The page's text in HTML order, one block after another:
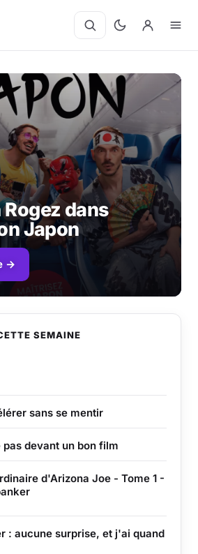
dans
Japon
→
SEMAINE
sans se mentir
pas devant un bon film
d'Arizona Joe - Tome 1 -
: aucune surprise, et j'ai quand